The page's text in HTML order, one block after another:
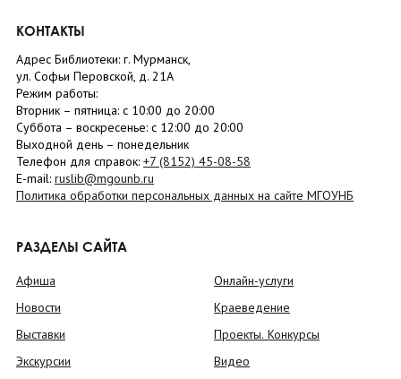
КОНТАКТЫ
Адрес Библиотеки: г. Мурманск,
ул. Софьи Перовской, д. 21А
Режим работы:
Вторник – пятница: с 10:00 до 20:00
Суббота – воскресенье: c 12:00 до 20:00
Выходной день – понедельник
Телефон для справок: +7 (8152) 45-08-58
E-mail: ruslib@mgounb.ru
Политика обработки персональных данных на сайте МГОУНБ
РАЗДЕЛЫ САЙТА
Афиша
Новости
Выставки
Экскурсии
Онлайн-услуги
Краеведение
Проекты. Конкурсы
Видео